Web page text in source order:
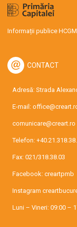
Informații publice
CONTACT
Adresă: Strada
E-mail:
comunicare@creart.ro
Telefon:
Fax: 021/318.38.03
Facebook: creartpmb
Instagram
Luni – Vineri: 09:00 –